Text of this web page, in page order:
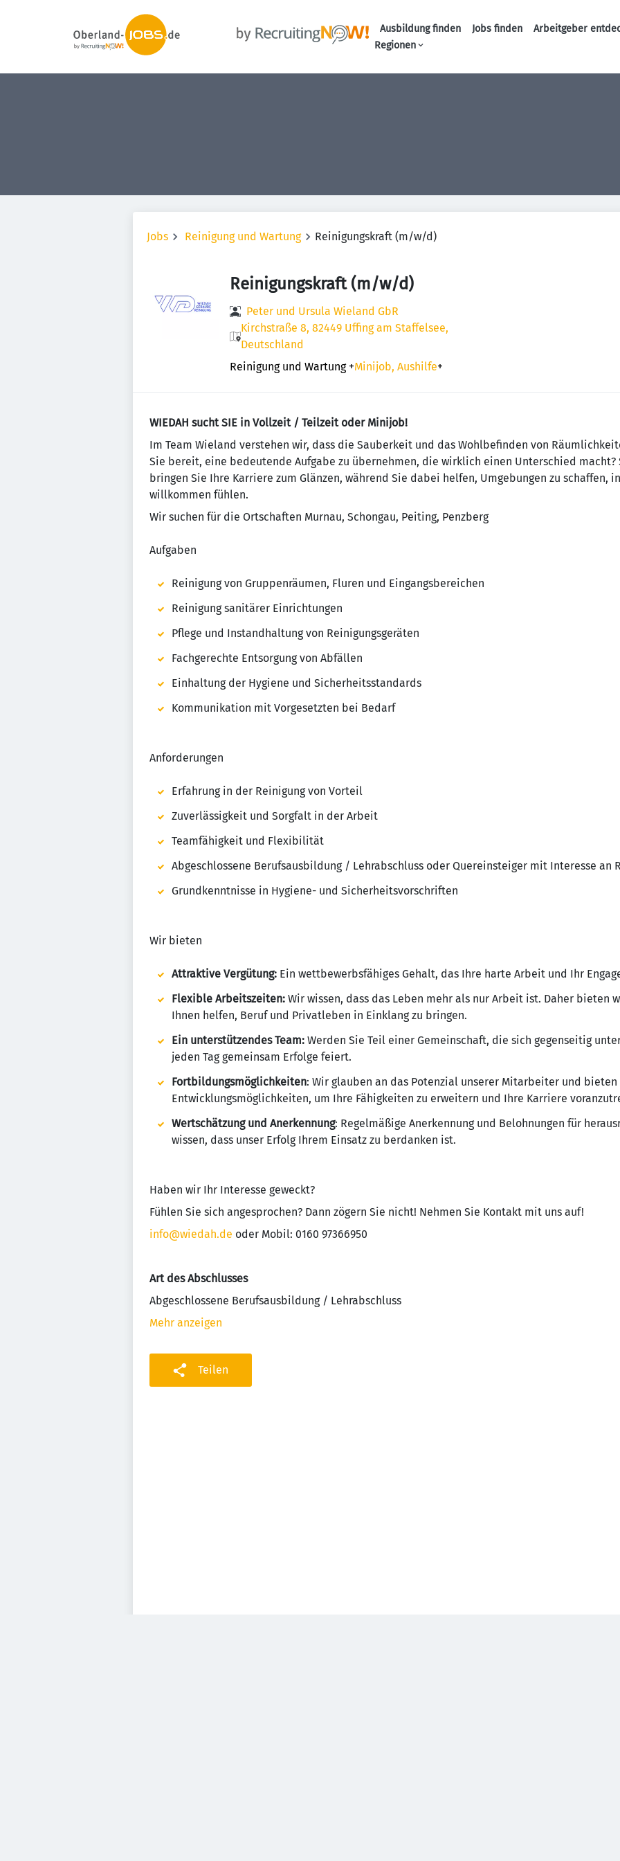
Ausbildung finden Jobs finden
Arbeitgeber
Regionen
Jobs Reinigung und Wartung Reinigungskraft (m/w/d)
Reinigungskraft (m/w/d)
Peter und Ursula Wieland GbR
Kirchstraße 8, 82449 Uffing am Staffelsee,
Deutschland
Reinigung und Wartung +Minijob, Aushilfe+
WIEDAH sucht SIE in Vollzeit / Teilzeit oder Minijob!
Im Team Wieland verstehen wir, dass die Sauberkeit und das Wohlbefinden von
Sie bereit, eine bedeutende Aufgabe zu übernehmen, die wirklich einen Unterschied macht?
bringen Sie Ihre Karriere zum Glänzen, während Sie dabei helfen, Umgebungen zu schaffen,
willkommen fühlen.
Wir suchen für die Ortschaften Murnau, Schongau, Peiting, Penzberg
Aufgaben
Reinigung von Gruppenräumen, Fluren und Eingangsbereichen
Reinigung sanitärer Einrichtungen
Pflege und Instandhaltung von Reinigungsgeräten
Fachgerechte Entsorgung von Abfällen
Einhaltung der Hygiene und Sicherheitsstandards
Kommunikation mit Vorgesetzten bei Bedarf
Anforderungen
Erfahrung in der Reinigung von Vorteil
Zuverlässigkeit und Sorgfalt in der Arbeit
Teamfähigkeit und Flexibilität
Abgeschlossene Berufsausbildung / Lehrabschluss oder Quereinsteiger mit Interesse an
Grundkenntnisse in Hygiene- und Sicherheitsvorschriften
Wir bieten
Attraktive Vergütung: Ein wettbewerbsfähiges Gehalt, das Ihre harte Arbeit und Ihr
Flexible Arbeitszeiten: Wir wissen, dass das Leben mehr als nur Arbeit ist. Daher bieten
Ihnen helfen, Beruf und Privatleben in Einklang zu bringen.
Ein unterstützendes Team: Werden Sie Teil einer Gemeinschaft, die sich gegenseitig
jeden Tag gemeinsam Erfolge feiert.
Fortbildungsmöglichkeiten: Wir glauben an das Potenzial unserer Mitarbeiter und bieten
Entwicklungsmöglichkeiten, um Ihre Fähigkeiten zu erweitern und Ihre Karriere
Wertschätzung und Anerkennung: Regelmäßige Anerkennung und Belohnungen für
wissen, dass unser Erfolg Ihrem Einsatz zu berdanken ist.
Haben wir Ihr Interesse geweckt?
Fühlen Sie sich angesprochen? Dann zögern Sie nicht! Nehmen Sie Kontakt mit uns auf!
info@wiedah.de oder Mobil: 0160 97366950
Art des Abschlusses
Abgeschlossene Berufsausbildung / Lehrabschluss
Mehr anzeigen
Teilen